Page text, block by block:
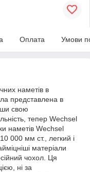
Оплата Умови
наметів в
представлена в
свою
тепер Wechsel
наметів Wechsel
000 мм ст., легкий і
матеріали
чохол. Ця
ні за